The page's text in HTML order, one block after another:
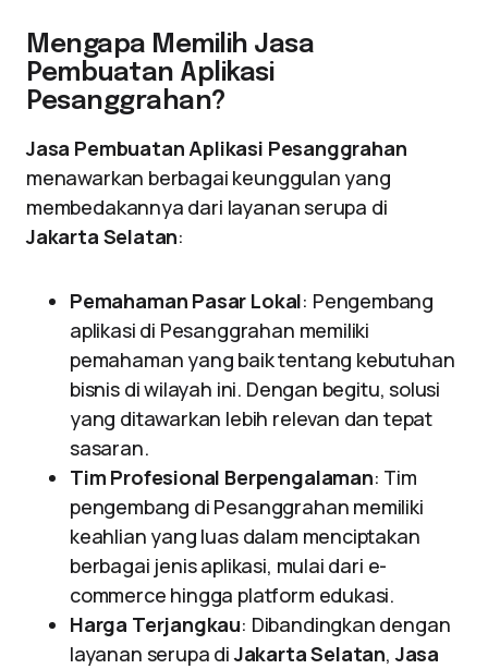
Mengapa Memilih Jasa
Pembuatan Aplikasi
Pesanggrahan?
Jasa Pembuatan Aplikasi Pesanggrahan
menawarkan berbagai keunggulan yang
membedakannya dari layanan serupa di
Jakarta Selatan:
Pemahaman Pasar Lokal: Pengembang
aplikasi di Pesanggrahan memiliki
pemahaman yang baik tentang kebutuhan
bisnis di wilayah ini. Dengan begitu, solusi
yang ditawarkan lebih relevan dan tepat
sasaran.
Tim Profesional Berpengalaman: Tim
pengembang di Pesanggrahan memiliki
keahlian yang luas dalam menciptakan
berbagai jenis aplikasi, mulai dari e-
commerce hingga platform edukasi.
Harga Terjangkau: Dibandingkan dengan
layanan serupa diJakarta Selatan,Jasa